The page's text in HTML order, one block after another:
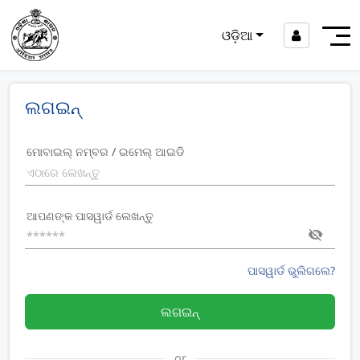
ଓଡ଼ିଆ
ଲଗଇନ୍
ମୋବାଇଲ୍ ନମ୍ବର / ଇମେଲ୍ ଆଇଡି
ଆପଣଙ୍କ ପାସୱାର୍ଡ ଲେଖନ୍ତୁ
ପାସୱାର୍ଡ ଭୁଲିଗଲେ?
ଲଗଇନ୍